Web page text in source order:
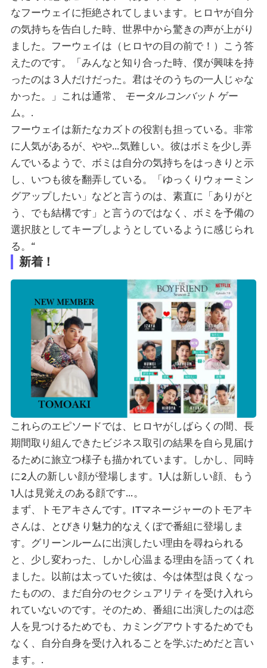
なフーウェイに拒絶されてしまいます。ヒロヤが自分
の気持ちを告白した時、世界中から驚きの声が上がり
ました。フーウェイは（ヒロヤの目の前で！）こう答
えたのです。「みんなと知り合った時、僕が興味を持
ったのは３人だけだった。君はそのうちの一人じゃな
かった。」これは通常、 モータルコンバット ゲー
ム。.
フーウェイは新たなカズトの役割も担っている。非常
に人気があるが、やや…気難しい。彼はボミを少し弄
んでいるようで、ボミは自分の気持ちをはっきりと示
し、いつも彼を翻弄している。「ゆっくりウォーミン
グアップしたい」などと言うのは、素直に「ありがと
う、でも結構です」と言うのではなく、ボミを予備の
選択肢としてキープしようとしているように感じられ
る。“
新着！
これらのエピソードでは、ヒロヤがしばらくの間、長
期間取り組んできたビジネス取引の結果を自ら見届け
るために旅立つ様子も描かれています。しかし、同時
に2人の新しい顔が登場します。1人は新しい顔、もう
1人は見覚えのある顔です…。
まず、トモアキさんです。ITマネージャーのトモアキ
さんは、とびきり魅力的なえくぼで番組に登場しま
す。グリーンルームに出演したい理由を尋ねられる
と、少し変わった、しかし心温まる理由を語ってくれ
ました。以前は太っていた彼は、今は体型は良くなっ
たものの、まだ自分のセクシュアリティを受け入れら
れていないのです。そのため、番組に出演したのは恋
人を見つけるためでも、カミングアウトするためでも
なく、自分自身を受け入れることを学ぶためだと言い
ます。.